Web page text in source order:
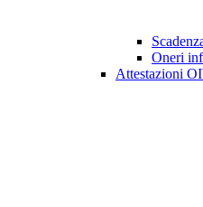
Oneri
Attestazioni